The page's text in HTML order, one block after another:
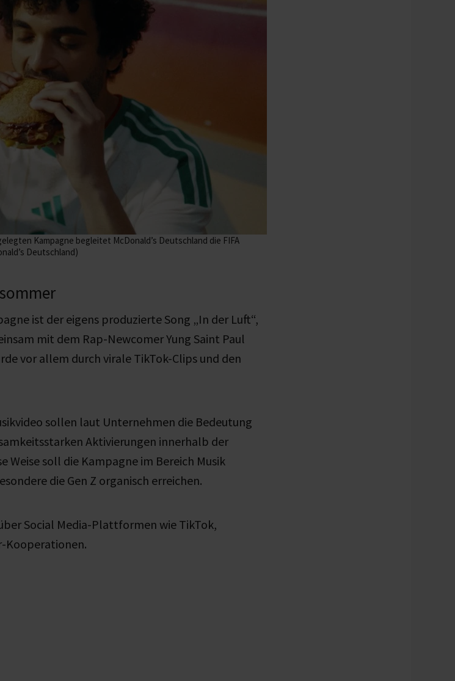
Kampagne begleitet McDonald’s Deutschland die FIFA
Deutschland)
ist der eigens produzierte Song „In der Luft“,
mit dem Rap-NewcomerYung Saint Paul
vor allem durch virale TikTok-Clips und den
sollen laut Unternehmen die Bedeutung
Aktivierungen innerhalb der
Weise soll die Kampagne im Bereich Musik
die Gen Z organisch erreichen.
Social Media-Plattformen wie TikTok,
Kooperationen.